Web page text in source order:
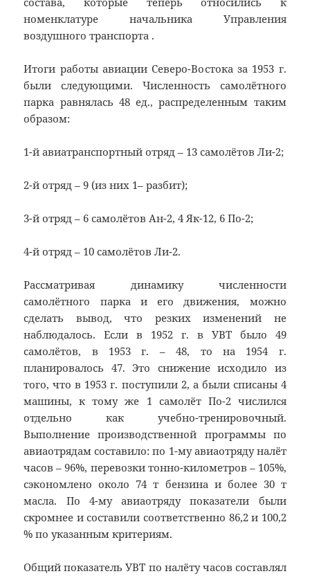
номенклатуре начальника Управления
воздушного транспорта .
Итоги работы авиации Северо-Востока за 1953 г.
были следующими. Численность самолётного
парка равнялась 48 ед., распределенным таким
образом:
1-й авиатранспортный отряд – 13 самолётов Ли-2;
2-й отряд – 9 (из них 1– разбит);
3-й отряд – 6 самолётов Ан-2, 4 Як-12, 6 По-2;
4-й отряд – 10 самолётов Ли-2.
Рассматривая динамику численности
самолётного парка и его движения, можно
сделать вывод, что резких изменений не
наблюдалось. Если в 1952 г. в УВТ было 49
самолётов, в 1953 г. – 48, то на 1954 г.
планировалось 47. Это снижение исходило из
того, что в 1953 г. поступили 2, а были списаны 4
машины, к тому же 1 самолёт По-2 числился
отдельно как учебно-тренировочный.
Выполнение производственной программы по
авиаотрядам составило: по 1-му авиаотряду налёт
часов – 96%, перевозки тонно-километров – 105%,
сэкономлено около 74 т бензина и более 30 т
масла. По 4-му авиаотряду показатели были
скромнее и составили соответственно 86,2 и 100,2
% по указанным критериям.
Общий показатель УВТ по налёту часов составлял